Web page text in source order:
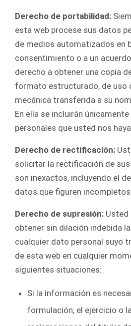
Derecho de portabilidad:
esta web procese sus datos
de medios automatizados en
consentimiento o a un
derecho a obtener una copia
formato estructurado, de uso
mecánica transferida a su
En ella se incluirán
personales que usted nos
Derecho de rectificación:
solicitar la rectificación de
son inexactos, incluyendo el
datos que figuren
Derecho de supresión: Usted
obtener sin dilación indebida
cualquier dato personal suyo
de esta web en cualquier
siguientes situaciones:
Si la información es
formulación, el ejercicio o